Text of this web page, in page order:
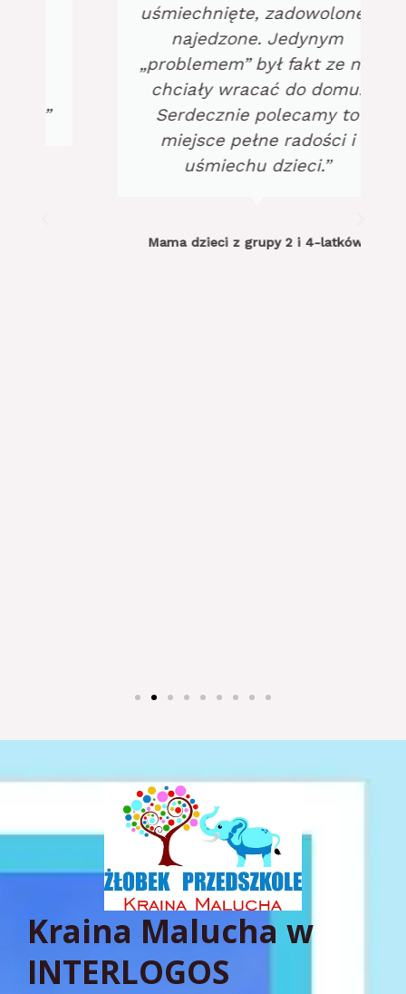
uśmiechnięte, zadowolone i
najedzone. Jedynym
„problemem” był fakt ze nie
chciały wracać do domu.
Serdecznie polecamy to
miejsce pełne radości i
uśmiechu dzieci.”
Mama dzieci z grupy 2 i 4-latków:
Kraina Malucha w
INTERLOGOS